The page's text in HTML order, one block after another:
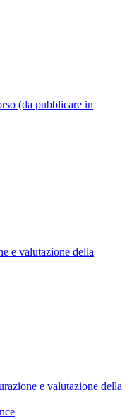
(da pubblicare in
e valutazione della
e valutazione della